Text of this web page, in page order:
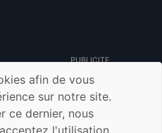
PUBLICITE
Droits Réservés -
afin de vous
sur notre site.
ce dernier, nous
l'utilisation